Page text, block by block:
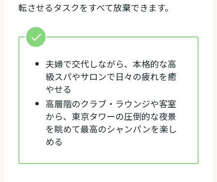
転させるタスクをすべて放棄できます。
夫婦で交代しながら、本格的な高
級スパやサロンで日々の疲れを癒
やせる
高層階のクラブ・ラウンジや客室
から、東京タワーの圧倒的な夜景
を眺めて最高のシャンパンを楽し
める